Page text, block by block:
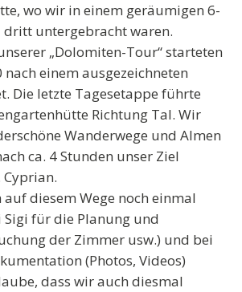
wo wir in einem geräumigen 6-
dritt untergebracht waren.
„Dolomiten-Tour“ starteten
einem ausgezeichneten
Die letzte Tagesetappe führte
Richtung Tal. Wir
Wanderwege und Almen
ca. 4 Stunden unser Ziel
Cyprian.
diesem Wege noch einmal
Sigi für die Planung und
der Zimmer usw.) und bei
(Photos, Videos)
dass wir auch diesmal